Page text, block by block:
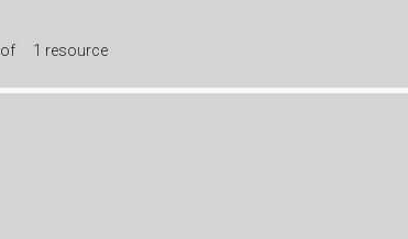
of 1 resource